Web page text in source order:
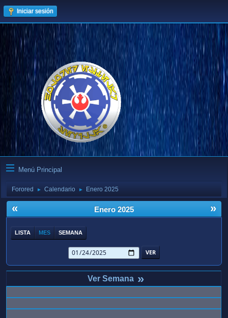
Iniciar sesión
Menú Principal
Forored ► Calendario ► Enero 2025
« »
Enero 2025
LISTA MES SEMANA
»